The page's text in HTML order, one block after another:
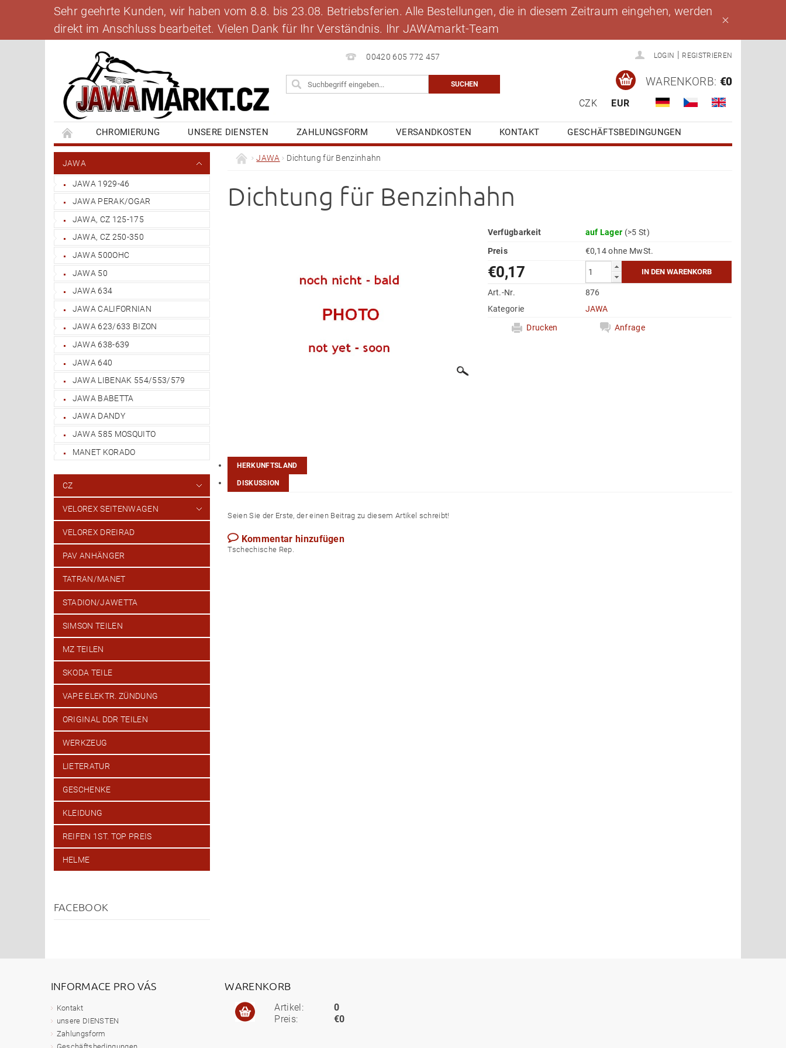
Sehr geehrte Kunden, wir haben vom 8.8. bis 23.08. Betriebsferien. Alle Bestellungen, die in diesem Zeitraum eingehen, werden
direkt im Anschluss bearbeitet. Vielen Dank für Ihr Verständnis. Ihr JAWAmarkt-Team
00420 605 772 457 LOGIN REGISTRIEREN
CZK EUR
WARENKORB: €0
CHROMIERUNG UNSERE DIENSTEN ZAHLUNGSFORM VERSANDKOSTEN KONTAKT
GESCHÄFTSBEDINGUNGEN
BANKVERBINDUNG
SCHREIBEN SIE UNS BLOG MEINE BESTELLUNG
JAWA
JAWA 1929-46
JAWA PERAK/OGAR
JAWA, CZ 125-175
JAWA, CZ 250-350
JAWA 500OHC
JAWA 50
JAWA 634
JAWA CALIFORNIAN
JAWA 623/633 BIZON
JAWA 638-639
JAWA 640
JAWA LIBENAK 554/553/579
JAWA BABETTA
JAWA DANDY
JAWA 585 MOSQUITO
MANET KORADO
CZ
VELOREX SEITENWAGEN
VELOREX DREIRAD
PAV ANHÄNGER
TATRAN/MANET
STADION/JAWETTA
SIMSON TEILEN
MZ TEILEN
SKODA TEILE
VAPE ELEKTR. ZÜNDUNG
ORIGINAL DDR TEILEN
WERKZEUG
LIETERATUR
GESCHENKE
KLEIDUNG
REIFEN 1ST. TOP PREIS
HELME
FACEBOOK
JAWA Dichtung für Benzinhahn
Dichtung für Benzinhahn
Verfügbarkeit auf Lager (>5 St)
Preis
€0,14 ohne MwSt.
€0,17
Art.-Nr.
876
Kategorie
JAWA
Drucken
Anfrage
HERKUNFTSLAND
DISKUSSION
Seien Sie der Erste, der einen Beitrag zu diesem Artikel schreibt!
Kommentar hinzufügen
Tschechische Rep.
INFORMACE PRO VÁS
Kontakt
unsere DIENSTEN
Zahlungsform
WARENKORB
Artikel:
Preis:
0
€0